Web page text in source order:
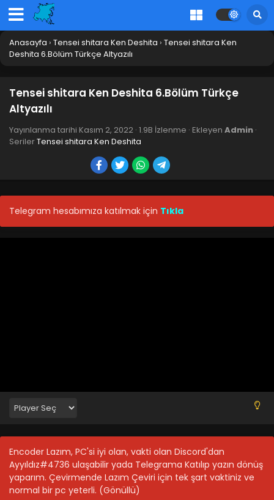
Anasayfa › Tensei shitara Ken Deshita › Tensei shitara Ken
Deshita 6.Bölüm Türkçe Altyazılı
Tensei shitara Ken Deshita 6.Bölüm Türkçe
Altyazılı
Yayınlanma tarihi Kasım 2, 2022 · 1.9B İzlenme · Ekleyen Admin ·
SerilerTensei shitara Ken Deshita
Telegram hesabımıza katılmak için Tıkla
Encoder Lazım, PC'si iyi olan, vakti olan Discord'dan
Ayyıldız#4736 ulaşabilir yada Telegrama Katılıp yazın dönüş
yaparım. Çevirmende Lazım Çeviri için tek şart vaktiniz ve
normal bir pc yeterli. (Gönüllü)
Blm 12 - Aralık 14, 2022
Blm 11 - Aralık 7, 2022
Tensei shitara Ken Deshita 10.Bölüm Türkçe
Altyazılı